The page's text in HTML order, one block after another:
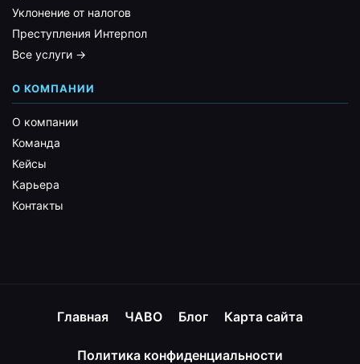
Уклонение от налогов
Преступления Интерпол
Все услуги →
О КОМПАНИИ
О компании
Команда
Кейсы
Карьера
Контакты
Главная ЧАВО Блог Карта сайта
Политика конфиденциальности